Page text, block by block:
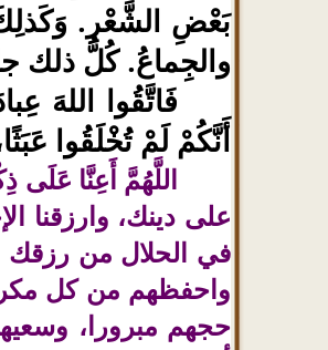
بَعْضِ الشَّعْرِ.
والجِماعُ. كُلُّ ذلك
فَاتَّقُوا اللهَ
أَنَّكُمْ لَمْ تُخْلَقُوا
اللَّهُمَّ أَعِنَّا
على دينك، وارزقنا
في الحلال من رزقك
واحفظهم من كل
حجهم مبرورا،